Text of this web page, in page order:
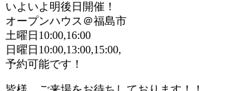
いよいよ明後日開催！
オープンハウス＠福島市
土曜日10:00,16:00
日曜日10:00,13:00,15:00,
予約可能です！